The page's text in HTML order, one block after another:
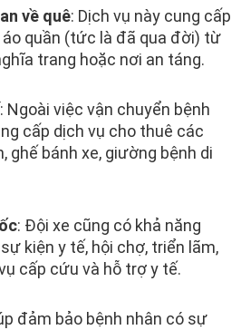
về quê: Dịch vụ này cung cấp
quần (tức là đã qua đời) từ
trang hoặc nơi an táng.
: Ngoài việc vận chuyển bệnh
cấp dịch vụ cho thuê các
ghế bánh xe, giường bệnh di
: Đội xe cũng có khả năng
kiện y tế, hội chợ, triển lãm,
cấp cứu và hỗ trợ y tế.
đảm bảo bệnh nhân có sự